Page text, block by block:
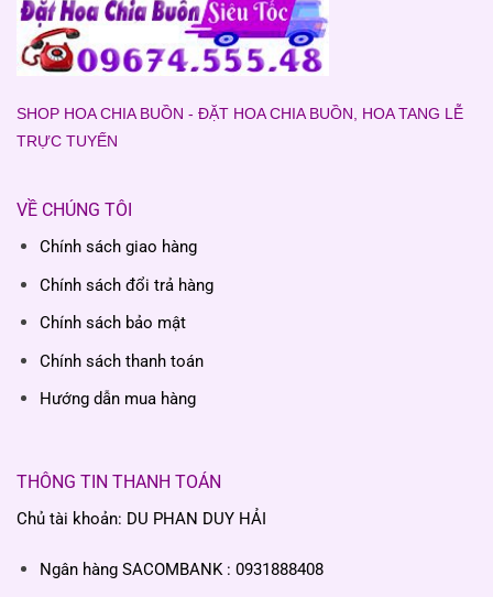
SHOP HOA CHIA BUỒN - ĐẶT HOA CHIA BUỒN, HOA TANG LỄ
TRỰC TUYẾN
VỀ CHÚNG TÔI
Chính sách giao hàng
Chính sách đổi trả hàng
Chính sách bảo mật
Chính sách thanh toán
Hướng dẫn mua hàng
THÔNG TIN THANH TOÁN
Chủ tài khoản: DU PHAN DUY HẢI
Ngân hàng SACOMBANK : 0931888408